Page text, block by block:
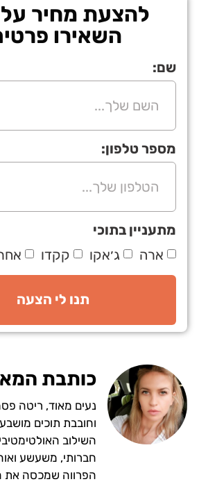
להצעת מחיר על
השאירו
שם:
מספר טלפון:
מתעניין בתוכי
ארה
ג׳אקו קקדו
תנו לי הצעה
כותבת
וחובבת תוכים
השילוב
חברותי, משעשע
הפרווה שמכסה את